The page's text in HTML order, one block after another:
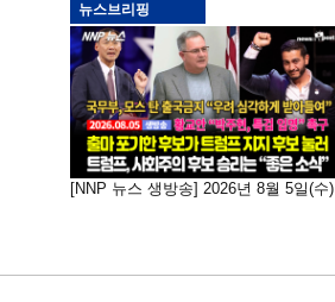
뉴스브리핑
[NNP 뉴스 생방송] 2026년 8월 5일(수)